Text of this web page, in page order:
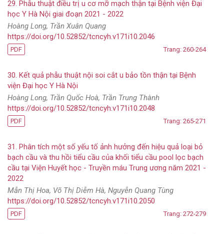
29. Phẫu thuật điều trị u cơ mỡ mạch thận tại Bệnh viện Đại
học Y Hà Nội giai đoạn 2021 - 2022
Hoàng Long, Trần Xuân Quang
https://doi.org/10.52852/tcncyh.v171i10.2046
PDF Trang: 260-264
30. Kết quả phẫu thuật nội soi cắt u bảo tồn thận tại Bệnh
viện Đại học Y Hà Nội
Hoàng Long, Trần Quốc Hoà, Trần Trung Thành
https://doi.org/10.52852/tcncyh.v171i10.2048
PDF Trang: 265-271
31. Phân tích một số yếu tố ảnh hưởng đến hiệu quả loại bỏ
bạch cầu và thu hồi tiểu cầu của khối tiểu cầu pool lọc bạch
cầu tại Viện Huyết học - Truyền máu Trung ương năm 2021 -
2022
Mẫn Thị Hoa, Võ Thị Diễm Hà, Nguyễn Quang Tùng
https://doi.org/10.52852/tcncyh.v171i10.2050
PDF Trang: 272-279